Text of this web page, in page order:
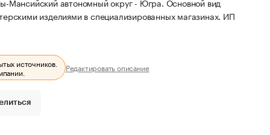
изделиями в специализированных магазинах. ИП
источников.
Редактировать описание